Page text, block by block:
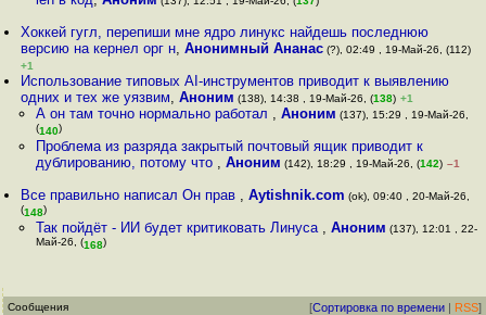
Хоккей гугл, перепиши мне ядро линукс найдешь последнюю
версию на кернел орг н,Анонимный Ананас (?), 02:49 , 19-Май-26, (112)
+1
Использование типовых AI-инструментов приводит к выявлению
одних и тех же уязвим,Аноним (138), 14:38 , 19-Май-26, (138) +1
А он там точно нормально работал , Аноним (137), 15:29 , 19-Май-26,
(140)
Проблема из разряда закрытый почтовый ящик приводит к
дублированию, потому что , Аноним (142), 18:29 , 19-Май-26, (142) –1
Все правильно написал Он прав ,Aytishnik.com (ok), 09:40 , 20-Май-26,
(148)
Так пойдёт - ИИ будет критиковать Линуса , Аноним (137), 12:01 , 22-
Май-26, (168)
Сообщения [Сортировка по времени | RSS]